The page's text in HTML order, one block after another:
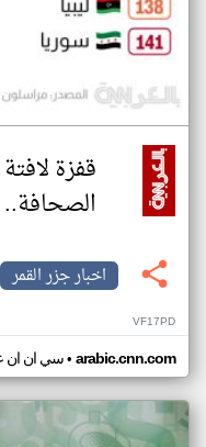
قفزة
الصحافة..
اخبار جزر القمر
VF17PD
سي ان ان• arabic.cnn.com